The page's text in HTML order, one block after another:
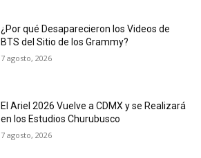
¿Por qué Desaparecieron los Videos de
BTS del Sitio de los Grammy?
7 agosto, 2026
El Ariel 2026 Vuelve a CDMX y se Realizará
en los Estudios Churubusco
7 agosto, 2026